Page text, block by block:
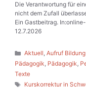
Die Verantwortung für
nicht dem Zufall
Ein Gastbeitrag.
12.7.2026
Kategorien
Aktuell,Aufruf
Pädagogik, Pädagogik,
Texte
Schlagwörter
Kurskorrektur in